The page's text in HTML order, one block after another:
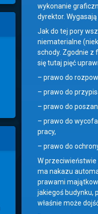
wykonanie
dyrektor.
Jak do tej pory
niematerialne
schody. Zgodnie z
się tutaj pięć
– prawo do
– prawo do
– prawo do
– prawo do
pracy,
– prawo do
W
ma nakazu
prawami
jakiegoś budynku,
właśnie może